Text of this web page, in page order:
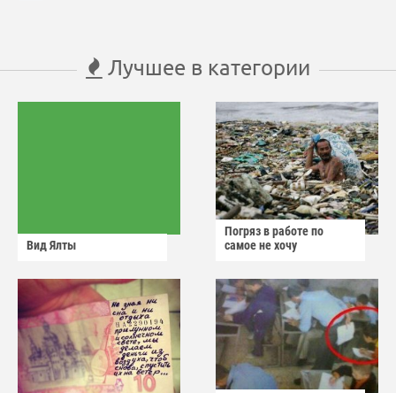
Лучшее в категории
Вид Ялты
Погряз в работе по
самое не хочу